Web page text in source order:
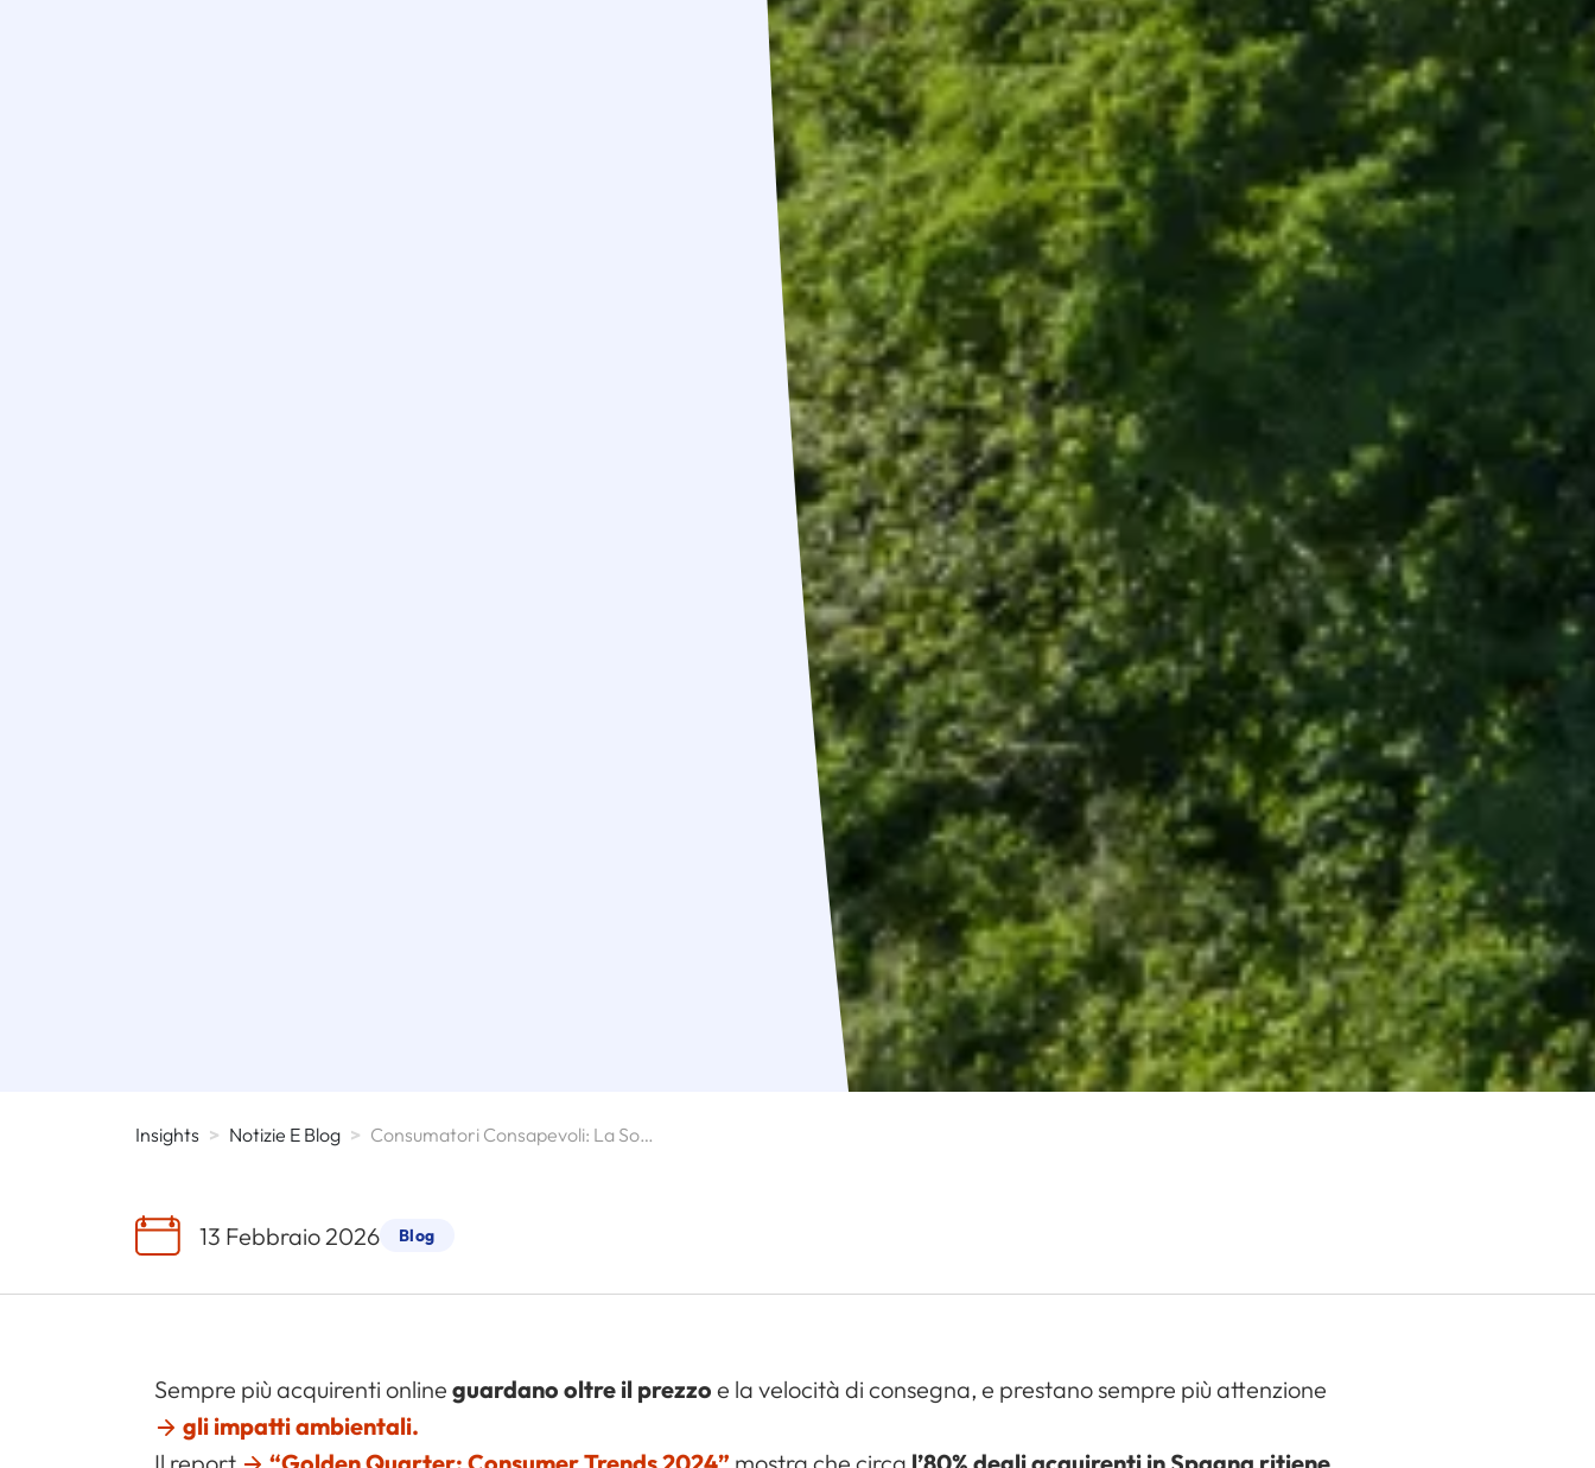
Insights > Notizie E Blog > Consumatori Consapevoli: La Sostenibilità Acquista Importanza Nelle Consegne Dell’e‑commerce
13 Febbraio 2026 Blog
Sempre più acquirenti online guardano oltre il prezzo e la velocità di consegna, e prestano sempre più attenzione
gli impatti ambientali.